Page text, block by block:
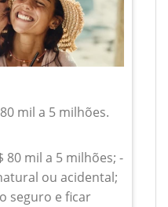
mil a 5 milhões.
80 mil a 5 milhões; -
ou acidental;
seguro e ficar